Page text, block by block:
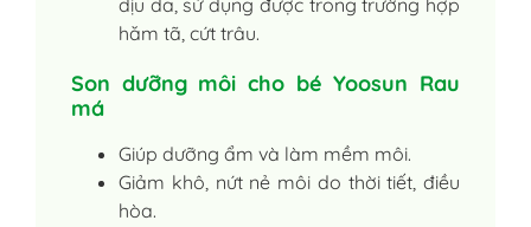
hăm tã, cứt trâu.
Son dưỡng môi cho bé Yoosun Rau
má
Giúp dưỡng ẩm và làm mềm môi.
Giảm khô, nứt nẻ môi do thời tiết, điều
hòa.